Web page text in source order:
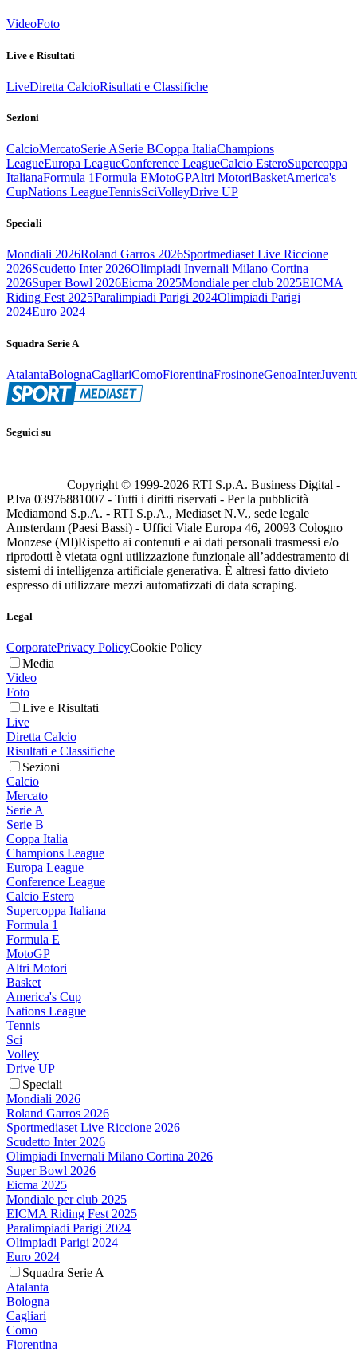
VideoFoto
Live e Risultati
LiveDiretta CalcioRisultati e Classifiche
Sezioni
CalcioMercatoSerie ASerie BCoppa ItaliaChampions
LeagueEuropa LeagueConference LeagueCalcio EsteroSupercoppa
ItalianaFormula 1Formula EMotoGPAltri MotoriBasketAmerica's
CupNations LeagueTennisSciVolleyDrive UP
Speciali
Mondiali 2026Roland Garros 2026Sportmediaset Live Riccione
2026Scudetto Inter 2026Olimpiadi Invernali Milano Cortina
2026Super Bowl 2026Eicma 2025Mondiale per club 2025EICMA
Riding Fest 2025Paralimpiadi Parigi 2024Olimpiadi Parigi
2024Euro 2024
Squadra Serie A
AtalantaBolognaCagliariComoFiorentinaFrosinoneGenoaInter
Seguici su
Copyright © 1999-2026 RTI S.p.A. Business Digital -
P.Iva 03976881007 - Tutti i diritti riservati - Per la pubblicità
Mediamond S.p.A. - RTI S.p.A., Mediaset N.V., sede legale
Amsterdam (Paesi Bassi) - Uffici Viale Europa 46, 20093 Cologno
Monzese (MI)Rispetto ai contenuti e ai dati personali trasmessi e/o
riprodotti è vietata ogni utilizzazione funzionale all’addestramento di
sistemi di intelligenza artificiale generativa. È altresì fatto divieto
espresso di utilizzare mezzi automatizzati di data scraping.
Legal
CorporatePrivacy PolicyCookie Policy
Media
Video
Foto
Live e Risultati
Live
Diretta Calcio
Risultati e Classifiche
Sezioni
Calcio
Mercato
Serie A
Serie B
Coppa Italia
Champions League
Europa League
Conference League
Calcio Estero
Supercoppa Italiana
Formula 1
Formula E
MotoGP
Altri Motori
Basket
America's Cup
Nations League
Tennis
Sci
Volley
Drive UP
Speciali
Mondiali 2026
Roland Garros 2026
Sportmediaset Live Riccione 2026
Scudetto Inter 2026
Olimpiadi Invernali Milano Cortina 2026
Super Bowl 2026
Eicma 2025
Mondiale per club 2025
EICMA Riding Fest 2025
Paralimpiadi Parigi 2024
Olimpiadi Parigi 2024
Euro 2024
Squadra Serie A
Atalanta
Bologna
Cagliari
Como
Fiorentina